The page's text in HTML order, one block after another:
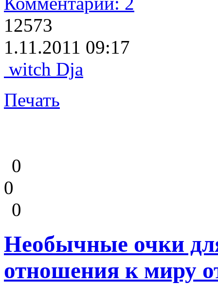
12573
1.11.2011 09:17
witch Dja
Печать
0
0
0
Необычные очки
отношения к миру